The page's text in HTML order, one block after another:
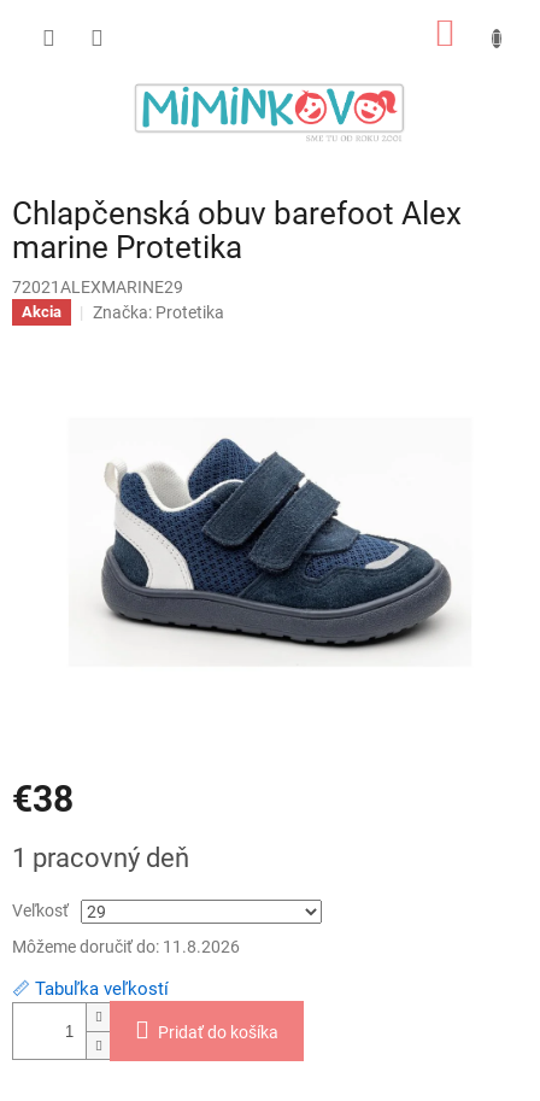
Chlapčenská obuv barefoot Alex
marine Protetika
72021ALEXMARINE29
Akcia Značka: Protetika
€38
cena:
1 pracovný deň
Veľkosť
Môžeme doručiť do: 11.8.2026
📏 Tabuľka veľkostí
Pridať do košíka